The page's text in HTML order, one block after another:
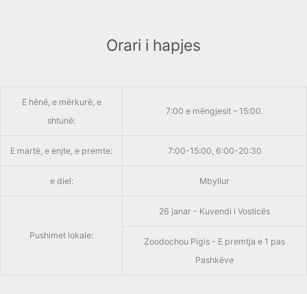
Orari i hapjes
E hënë, e mërkurë, e
shtunë:
7:00 e mëngjesit – 15:00.
E martë, e enjte, e premte: 7:00-15:00, 6:00-20:30
e diel: Mbyllur
Pushimet lokale:
26 janar - Kuvendi i Vosticës
Zoodochou Pigis - E premtja e 1 pas
Pashkëve